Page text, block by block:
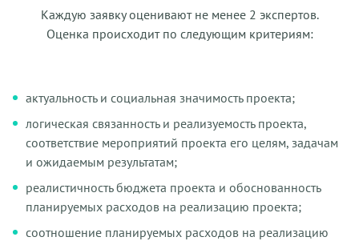
Каждую заявку оценивают не менее 2 экспертов.
Оценка происходит по следующим критериям:
актуальность и социальная значимость проекта;
логическая связанность и реализуемость проекта,
соответствие мероприятий проекта его целям, задачам
и ожидаемым результатам;
реалистичность бюджета проекта и обоснованность
планируемых расходов на реализацию проекта;
соотношение планируемых расходов на реализацию